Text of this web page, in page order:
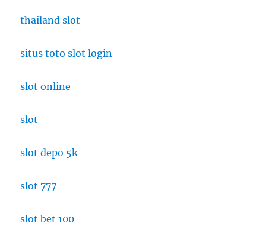
thailand slot
situs toto slot login
slot online
slot
slot depo 5k
slot 777
slot bet 100